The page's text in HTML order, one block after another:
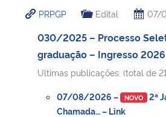
Controladoria-Geral da União
Ministério da Mulher, da Família e dos Direitos
Secretaria-Geral
Secretaria de Governo
PRPGP Edital 07/
030/2025 – Processo
graduação – Ingresso 2026
Ultimas publicações: (total de
07/08/2026 – NOVO 2ª
Chamada… – Link